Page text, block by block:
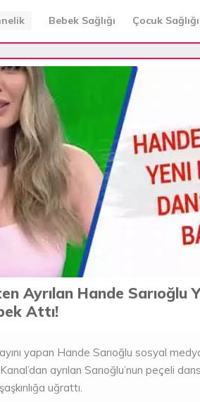
Bebek Sağlığı Çocuk Sağlığı
Ayrılan Hande Sarıoğlu
Attı!
yapan Hande Sarıoğlu sosyal
ayrılan Sarıoğlu’nun peçeli
uğrattı.